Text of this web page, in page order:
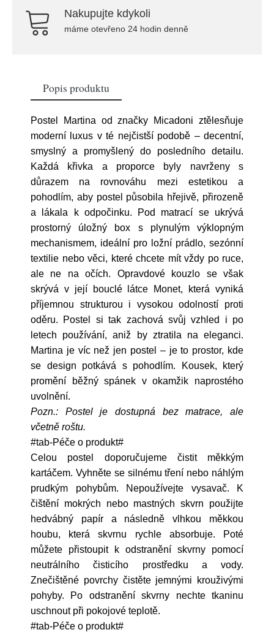
Nakupujte kdykoli
máme otevřeno 24 hodin denně
Popis produktu
Postel Martina od značky Micadoni ztělesňuje
moderní luxus v té nejčistší podobě – decentní,
smyslný a promyšlený do posledního detailu.
Každá křivka a proporce byly navrženy s
důrazem na rovnováhu mezi estetikou a
pohodlím, aby postel působila hřejivě, přirozeně
a lákala k odpočinku. Pod matrací se ukrývá
prostorný úložný box s plynulým výklopným
mechanismem, ideální pro ložní prádlo, sezónní
textilie nebo věci, které chcete mít vždy po ruce,
ale ne na očích. Opravdové kouzlo se však
skrývá v její bouclé látce Monet, která vyniká
příjemnou strukturou i vysokou odolností proti
oděru. Postel si tak zachová svůj vzhled i po
letech používání, aniž by ztratila na eleganci.
Martina je víc než jen postel – je to prostor, kde
se design potkává s pohodlím. Kousek, který
promění běžný spánek v okamžik naprostého
uvolnění.
Pozn.: Postel je dostupná bez matrace, ale
včetně roštu.
#tab-Péče o produkt#
Celou postel doporučujeme čistit měkkým
kartáčem. Vyhněte se silnému tření nebo náhlým
prudkým pohybům. Nepoužívejte vysavač. K
čištění mokrých nebo mastných skvrn použijte
hedvábný papír a následně vlhkou měkkou
houbu, která skvrnu rychle absorbuje. Poté
můžete přistoupit k odstranění skvrny pomocí
neutrálního čisticího prostředku a vody.
Znečištěné povrchy čistěte jemnými krouživými
pohyby. Po odstranění skvrny nechte tkaninu
uschnout při pokojové teplotě.
#tab-Péče o produkt#